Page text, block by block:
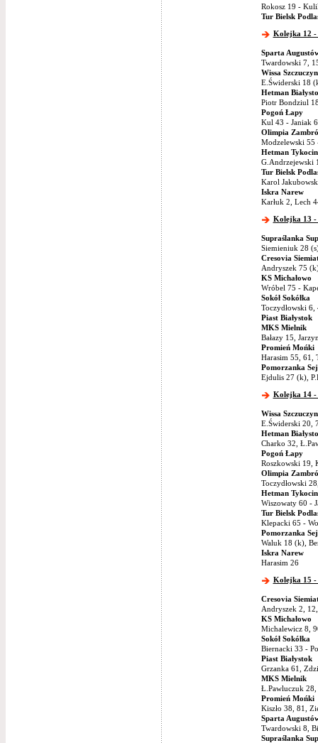
Rokosz 19 -
Tur Bielsk
Kolejka 12 -
Sparta
Twardowski 7,
Wissa Szczuczyn
E.Świderski 18
Hetman
Piotr Bondziul
Pogoń Łapy
Kul 43 - Janiak
Olimpia
Modzelewski 55
Hetman Tykocin
G.Andrzejewski
Tur Bielsk
Karol
Iskra Narew
Karłuk 2, Lech
Kolejka 13 -
Supraślanka
Siemieniuk 28
Cresovia
Andryszek 75
KS Michałowo
Wróbel 75 -
Sokół Sokółka
Toczydłowski
Piast Białystok
MKS Mielnik
Bałazy 15,
Promień Mońki
Harasim 55, 61,
Pomorzanka
Ejdulis 27 (k),
Kolejka 14 -
Wissa Szczuczyn
E.Świderski 20,
Hetman
Charko 32,
Pogoń Łapy
Roszkowski 19,
Olimpia
Toczydłowski
Hetman Tykocin
Wiszowaty 60 -
Tur Bielsk
Klepacki 65 -
Pomorzanka
Waluk 18 (k),
Iskra Narew
Harasim 26
Kolejka 15 -
Cresovia
Andryszek 2,
KS Michałowo
Michalewicz 8,
Sokół Sokółka
Biernacki 33 -
Piast Białystok
Grzanka 61,
MKS Mielnik
Ł.Pawluczuk 28,
Promień Mońki
Kiszło 38, 81,
Sparta
Twardowski 8,
Supraślanka